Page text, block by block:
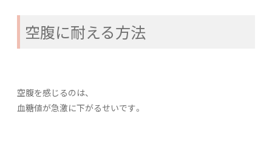
空腹に耐える方法
空腹を感じるのは、
血糖値が急激に下がるせいです。